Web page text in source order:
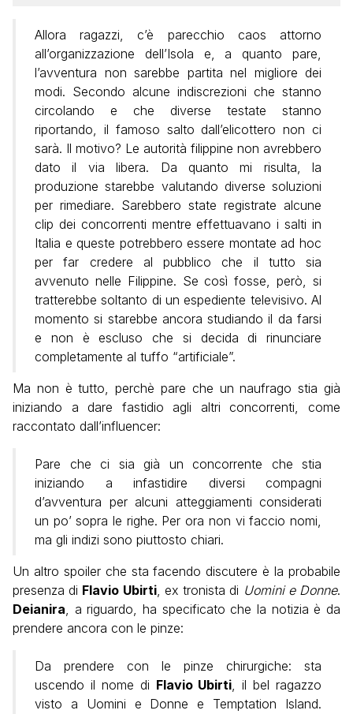
Allora ragazzi, c’è parecchio caos attorno
all’organizzazione dell’Isola e, a quanto pare,
l’avventura non sarebbe partita nel migliore dei
modi. Secondo alcune indiscrezioni che stanno
circolando e che diverse testate stanno
riportando, il famoso salto dall’elicottero non ci
sarà. Il motivo? Le autorità filippine non avrebbero
dato il via libera. Da quanto mi risulta, la
produzione starebbe valutando diverse soluzioni
per rimediare. Sarebbero state registrate alcune
clip dei concorrenti mentre effettuavano i salti in
Italia e queste potrebbero essere montate ad hoc
per far credere al pubblico che il tutto sia
avvenuto nelle Filippine. Se così fosse, però, si
tratterebbe soltanto di un espediente televisivo. Al
momento si starebbe ancora studiando il da farsi
e non è escluso che si decida di rinunciare
completamente al tuffo “artificiale”.
Ma non è tutto, perchè pare che un naufrago stia già
iniziando a dare fastidio agli altri concorrenti, come
raccontato dall’influencer:
Pare che ci sia già un concorrente che stia
iniziando a infastidire diversi compagni
d’avventura per alcuni atteggiamenti considerati
un po’ sopra le righe. Per ora non vi faccio nomi,
ma gli indizi sono piuttosto chiari.
Un altro spoiler che sta facendo discutere è la probabile
presenza di Flavio Ubirti, ex tronista di Uomini e Donne.
Deianira, a riguardo, ha specificato che la notizia è da
prendere ancora con le pinze:
Da prendere con le pinze chirurgiche: sta
uscendo il nome di Flavio Ubirti, il bel ragazzo
visto a Uomini e Donne e Temptation Island.